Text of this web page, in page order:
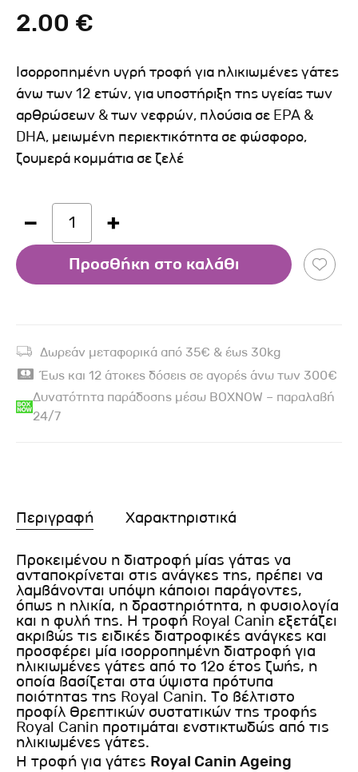
2.00 €
Ισορροπημένη υγρή τροφή για ηλικιωμένες γάτες
άνω των 12 ετών, για υποστήριξη της υγείας των
αρθρώσεων & των νεφρών, πλούσια σε EPA &
DHA, μειωμένη περιεκτικότητα σε φώσφορο,
ζουμερά κομμάτια σε ζελέ
1
Προσθήκη στο καλάθι
Δωρεάν μεταφορικά από 35€ & έως 30kg
Έως και 12 άτοκες δόσεις σε αγορές άνω των 300€
Δυνατότητα παράδοσης μέσω BOXNOW – παραλαβή
24/7
Περιγραφή Χαρακτηριστικά
Προκειμένου η διατροφή μίας γάτας να
ανταποκρίνεται στις ανάγκες της, πρέπει να
λαμβάνονται υπόψη κάποιοι παράγοντες,
όπως η ηλικία, η δραστηριότητα, η φυσιολογία
και η φυλή της. Η τροφή Royal Canin εξετάζει
ακριβώς τις ειδικές διατροφικές ανάγκες και
προσφέρει μία ισορροπημένη διατροφή για
ηλικιωμένες γάτες από το 12ο έτος ζωής, η
οποία βασίζεται στα ύψιστα πρότυπα
ποιότητας της Royal Canin. Το βέλτιστο
προφίλ θρεπτικών συστατικών της τροφής
Royal Canin προτιμάται ενστικτωδώς από τις
ηλικιωμένες γάτες.
Η τροφή για γάτες Royal Canin Ageing